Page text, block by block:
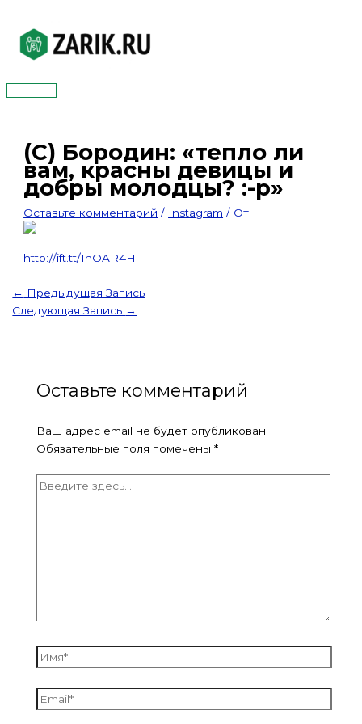
содержимому
Главное
(С) Бородин: «тепло ли
вам, красны девицы и
добры молодцы? :-р»
Оставьте комментарий / Instagram / От
http://ift.tt/1hOAR4H
← Предыдущая Запись
Следующая Запись →
Оставьте комментарий
Ваш адрес email не будет опубликован.
Обязательные поля помечены *
Введите
Имя*
Email*